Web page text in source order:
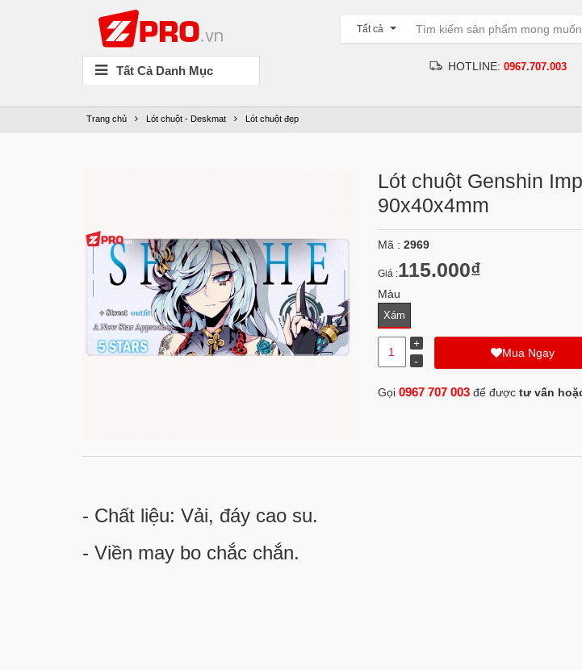
Tất cả
Tất Cả Danh Mục HOTLINE:0967.707.003
Trang chủ Lót chuột - Deskmat Lót chuột đẹp
Lót chuột Genshin
90x40x4mm
Mã : 2969
Giá :115.000₫
Màu
Xám
Mua Ngay
Gọi 0967 707 003để được tư vấn
- Chất liệu: Vải, đáy cao su.
- Viền may bo chắc chắn.